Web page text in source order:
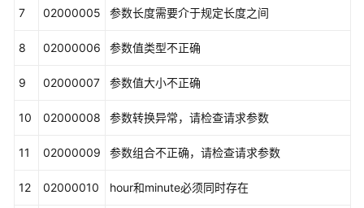
号
类
询
呼
码
7 02000005 参数长度需要介于规定长度之间
8 02000006 参数值类型不正确
9 02000007 参数值大小不正确
10 02000008 参数转换异常，请检查请求参数
11 02000009 参数组合不正确，请检查请求参数
12 02000010 hour和minute必须同时存在